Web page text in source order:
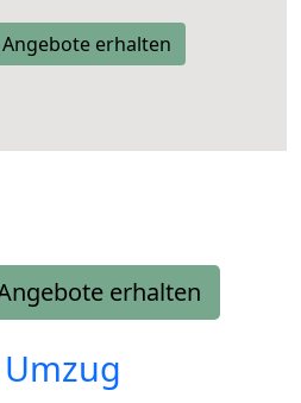
erhalten
erhalten